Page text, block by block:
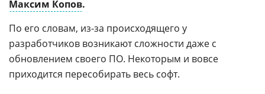
Максим Копов.
По его словам, из-за происходящего у
разработчиков возникают сложности даже с
обновлением своего ПО. Некоторым и вовсе
приходится пересобирать весь софт.